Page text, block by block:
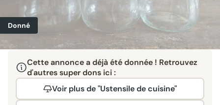
Donné
Cette annonce a déjà été donnée ! Retrouvez
d'autres super dons ici :
Voir plus de "Ustensile de cuisine"